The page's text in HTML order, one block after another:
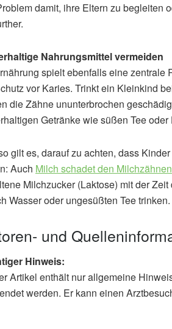
damit, ihre Eltern zu begleiten
Nahrungsmittel vermeiden
spielt ebenfalls eine
vor Karies. Trinkt ein Kleinkind
die Zähne ununterbrochen
Getränke wie süßen Tee oder
gilt es, darauf zu achten, dass
Auch Milch schadet den Milchzähnen
Milchzucker (Laktose) mit der
Wasser oder ungesüßten Tee trinken.
und
Hinweis:
Artikel enthält nur allgemeine
werden. Er kann einen